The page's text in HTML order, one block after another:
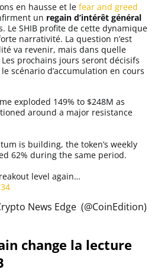
en hausse et le fear and greed
un regain d’intérêt général
Le SHIB profite de cette dynamique
narrativité. La question n’est
va revenir, mais dans quelle
prochains jours seront décisifs
scénario d’accumulation en cours
exploded 149% to $248M as
around a major resistance
is building, the token’s weekly
62% during the same period.
level again…
News Edge ️ (@CoinEdition)
change la lecture